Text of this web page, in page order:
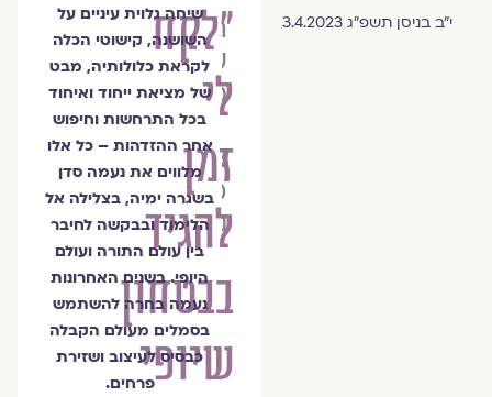
י״ב בניסן תשפ״ג 3.4.2023
״לקח
לי
זמן
להגיד
בבטחון
שיופי
הרבנית
שרה
סגל־כץ
צוות
מגזין
גלויה
שיחה גלוית עיניים על
השושנה, קישוטי הכלה
לקראת כלולותיה, מבט
של מציאת ייחוד ואיחוד
בכל התרחשות וחיפוש
אחר ההזדהות – כל אלו
מלווים את נעמה סדן
בשגרה ימיה, בצלילה אל
הלימוד ובבקשה לחיבר
בין עולם התורה ועולם
היופי. בשנים האחרונות
נעמה בחרה להשתמש
בסמלים מעולם הקבלה
כבסיס לעיצוב ושזירת
פרחים.